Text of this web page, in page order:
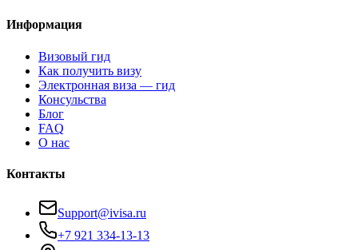
Информация
Визовый гид
Как получить визу
Электронная виза — гид
Консульства
Блог
FAQ
О нас
Контакты
Support@ivisa.ru
+7 921 334-13-13